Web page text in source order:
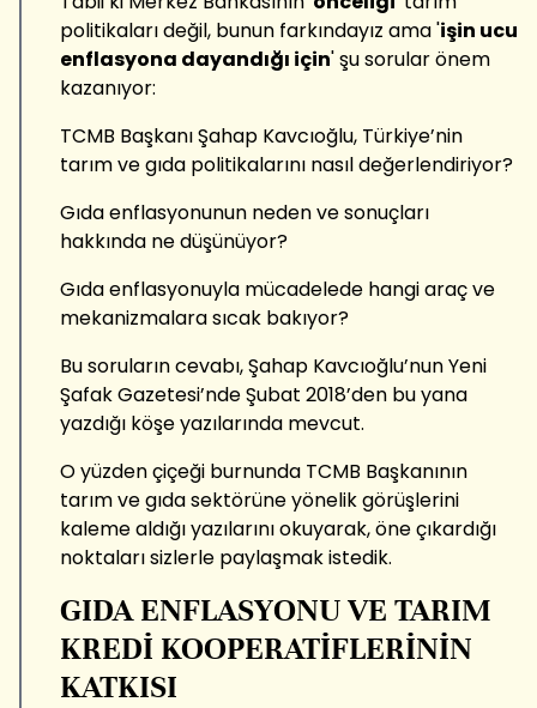
politikaları değil, bunun farkındayız ama 'işin ucu
enflasyona dayandığı için' şu sorular önem
kazanıyor:
TCMB Başkanı Şahap Kavcıoğlu, Türkiye’nin
tarım ve gıda politikalarını nasıl değerlendiriyor?
Gıda enflasyonunun neden ve sonuçları
hakkında ne düşünüyor?
Gıda enflasyonuyla mücadelede hangi araç ve
mekanizmalara sıcak bakıyor?
Bu soruların cevabı, Şahap Kavcıoğlu’nun Yeni
Şafak Gazetesi’nde Şubat 2018’den bu yana
yazdığı köşe yazılarında mevcut.
O yüzden çiçeği burnunda TCMB Başkanının
tarım ve gıda sektörüne yönelik görüşlerini
kaleme aldığı yazılarını okuyarak, öne çıkardığı
noktaları sizlerle paylaşmak istedik.
GIDA ENFLASYONU VE TARIM
KREDİ KOOPERATİFLERİNİN
KATKISI